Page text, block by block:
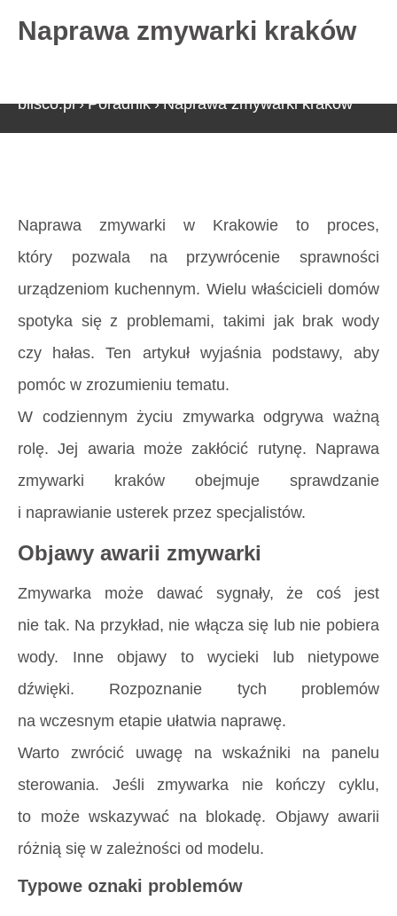
blisco.pl › Poradnik › Naprawa zmywarki kraków
Naprawa zmywarki kraków
Naprawa zmywarki w Krakowie to proces,
który pozwala na przywrócenie sprawności
urządzeniom kuchennym. Wielu właścicieli domów
spotyka się z problemami, takimi jak brak wody
czy hałas. Ten artykuł wyjaśnia podstawy, aby
pomóc w zrozumieniu tematu.
W codziennym życiu zmywarka odgrywa ważną
rolę. Jej awaria może zakłócić rutynę. Naprawa
zmywarki kraków obejmuje sprawdzanie
i naprawianie usterek przez specjalistów.
Objawy awarii zmywarki
Zmywarka może dawać sygnały, że coś jest
nie tak. Na przykład, nie włącza się lub nie pobiera
wody. Inne objawy to wycieki lub nietypowe
dźwięki. Rozpoznanie tych problemów
na wczesnym etapie ułatwia naprawę.
Warto zwrócić uwagę na wskaźniki na panelu
sterowania. Jeśli zmywarka nie kończy cyklu,
to może wskazywać na blokadę. Objawy awarii
różnią się w zależności od modelu.
Typowe oznaki problemów